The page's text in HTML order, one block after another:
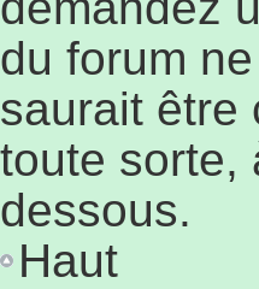
du forum
saurait être
toute sorte,
dessous.
Haut